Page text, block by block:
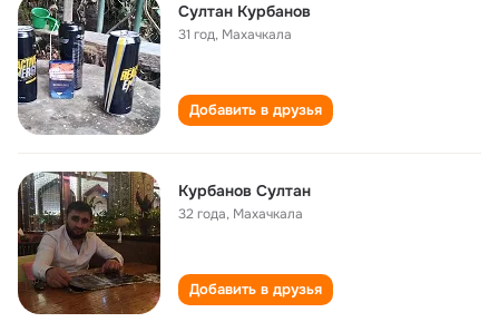
Султан Курбанов
31 год, Махачкала
Добавить в друзья
Курбанов Султан
32 года, Махачкала
Добавить в друзья